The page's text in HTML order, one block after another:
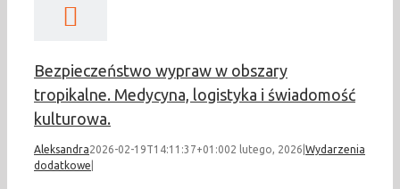
Bezpieczeństwo wypraw w obszary
tropikalne. Medycyna, logistyka i świadomość
kulturowa.
Aleksandra2026-02-19T14:11:37+01:002 lutego, 2026 Wydarzenia
dodatkowe